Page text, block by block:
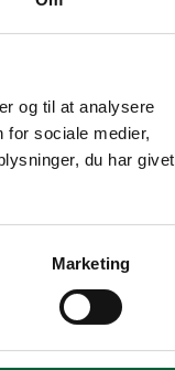
og til at analysere
for sociale medier,
du har givet
Marketing